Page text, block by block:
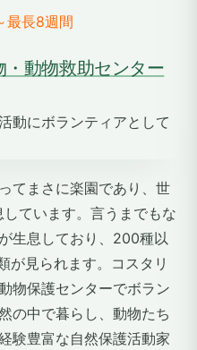
最長8週間
動物救助センター
てまさに楽園であり、世
ています。言うまでもな
生息しており、200種以
が見られます。コスタリ
物保護センターでボラン
の中で暮らし、動物たち
験豊富な自然保護活動家